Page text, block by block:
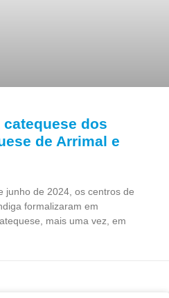
dos
de Arrimal e
junho de 2024, os centros de
formalizaram em
mais uma vez, em